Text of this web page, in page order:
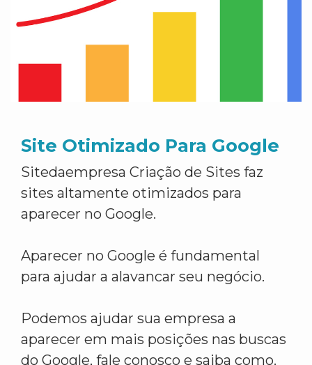
Site Otimizado Para Google
Sitedaempresa Criação de Sites faz
sites altamente otimizados para
aparecer no Google.
Aparecer no Google é fundamental
para ajudar a alavancar seu negócio.
Podemos ajudar sua empresa a
aparecer em mais posições nas buscas
do Google, fale conosco e saiba como.